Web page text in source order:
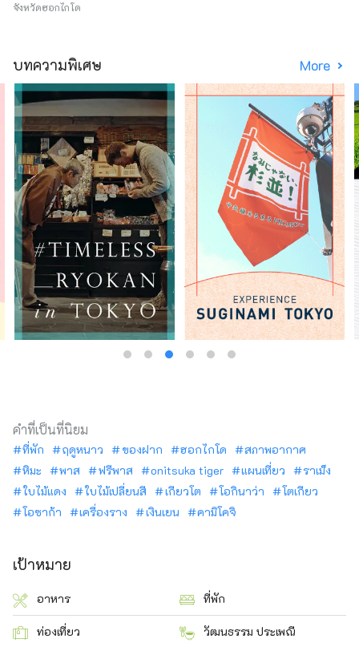
จังหวัดฮอกไกโด
บทความพิเศษ More
คำที่เป็นที่นิยม
ที่พัก ฤดูหนาว ของฝาก ฮอกไกโด
สภาพอากาศ
หิมะ
พาส ฟรีพาส onitsuka tiger แผนเที่ยว
ราเม็ง
ใบไม้แดง
ใบไม้เปลี่ยนสี เกียวโต โอกินาว่า
โตเกียว
โอซาก้า
เครื่องราง เงินเยน คามิโคจิ
เป้าหมาย
อาหาร ที่พัก
ท่องเที่ยว วัฒนธรรม ประเพณี